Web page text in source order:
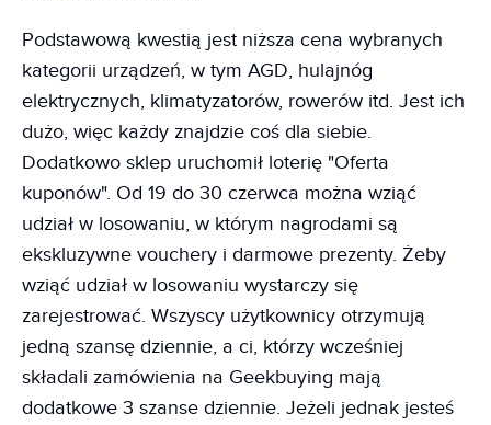
Podstawową kwestią jest niższa cena wybranych
kategorii urządzeń, w tym AGD, hulajnóg
elektrycznych, klimatyzatorów, rowerów itd. Jest ich
dużo, więc każdy znajdzie coś dla siebie.
Dodatkowo sklep uruchomił loterię "Oferta
kuponów". Od 19 do 30 czerwca można wziąć
udział w losowaniu, w którym nagrodami są
ekskluzywne vouchery i darmowe prezenty. Żeby
wziąć udział w losowaniu wystarczy się
zarejestrować. Wszyscy użytkownicy otrzymują
jedną szansę dziennie, a ci, którzy wcześniej
składali zamówienia na Geekbuying mają
dodatkowe 3 szanse dziennie. Jeżeli jednak jesteś